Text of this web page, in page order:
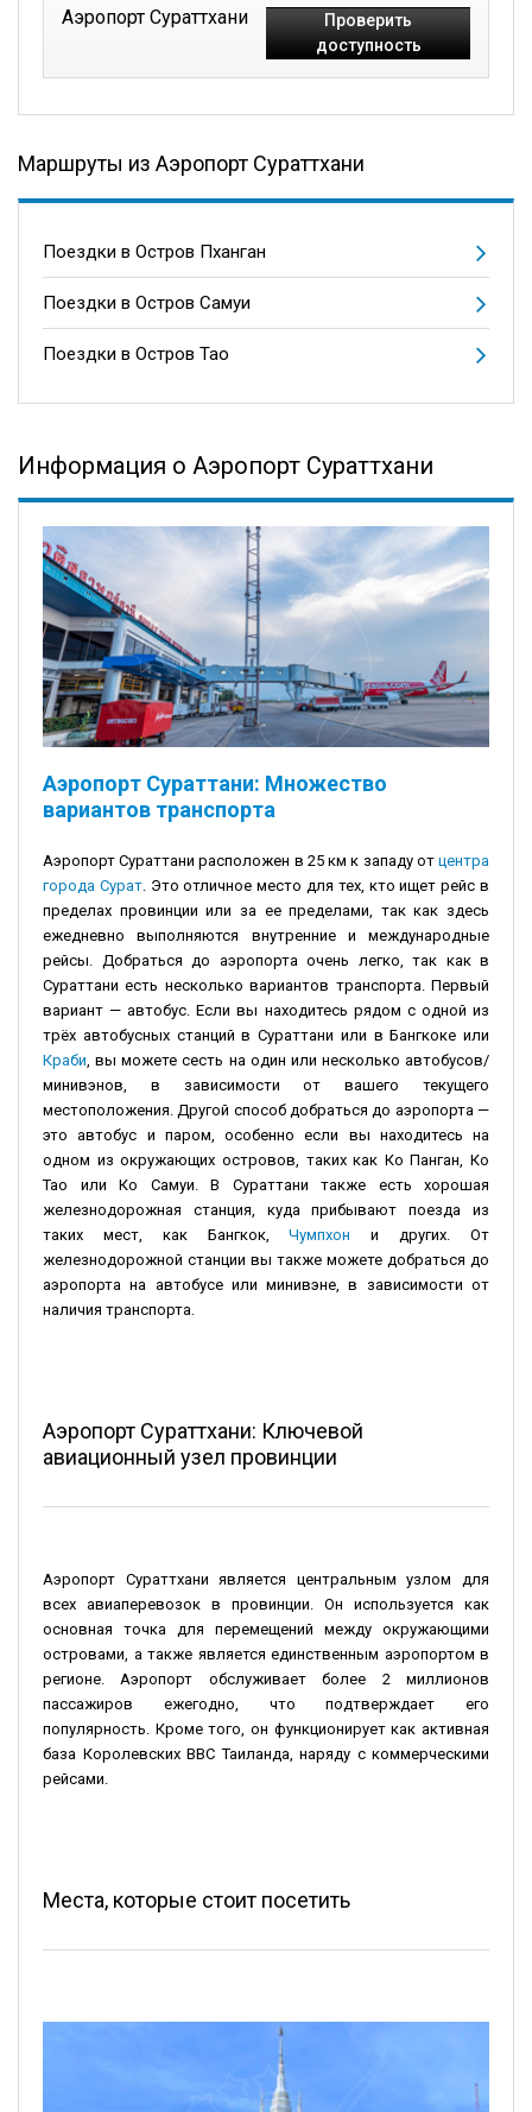
Аэропорт Сураттхани
Проверить
доступность
Маршруты из Аэропорт Сураттхани
Поездки в Остров Пханган
Поездки в Остров Самуи
Поездки в Остров Тао
Информация о Аэропорт Сураттхани
Аэропорт Сураттани: Множество
вариантов транспорта
Аэропорт Сураттани расположен в 25 км к западу от центра
города Сурат. Это отличное место для тех, кто ищет рейс в
пределах провинции или за ее пределами, так как здесь
ежедневно выполняются внутренние и международные
рейсы. Добраться до аэропорта очень легко, так как в
Сураттани есть несколько вариантов транспорта. Первый
вариант — автобус. Если вы находитесь рядом с одной из
трёх автобусных станций в Сураттани или в Бангкоке или
Краби , вы можете сесть на один или несколько автобусов/
минивэнов, в зависимости от вашего текущего
местоположения. Другой способ добраться до аэропорта —
это автобус и паром, особенно если вы находитесь на
одном из окружающих островов, таких как Ко Панган, Ко
Тао или Ко Самуи. В Сураттани также есть хорошая
железнодорожная станция, куда прибывают поезда из
таких мест, как Бангкок,Чумпхон и других. От
железнодорожной станции вы также можете добраться до
аэропорта на автобусе или минивэне, в зависимости от
наличия транспорта.
Аэропорт Сураттхани: Ключевой
авиационный узел провинции
Аэропорт Сураттхани является центральным узлом для
всех авиаперевозок в провинции. Он используется как
основная точка для перемещений между окружающими
островами, а также является единственным аэропортом в
регионе. Аэропорт обслуживает более 2 миллионов
пассажиров ежегодно, что подтверждает его
популярность. Кроме того, он функционирует как активная
база Королевских ВВС Таиланда, наряду с коммерческими
рейсами.
Места, которые стоит посетить